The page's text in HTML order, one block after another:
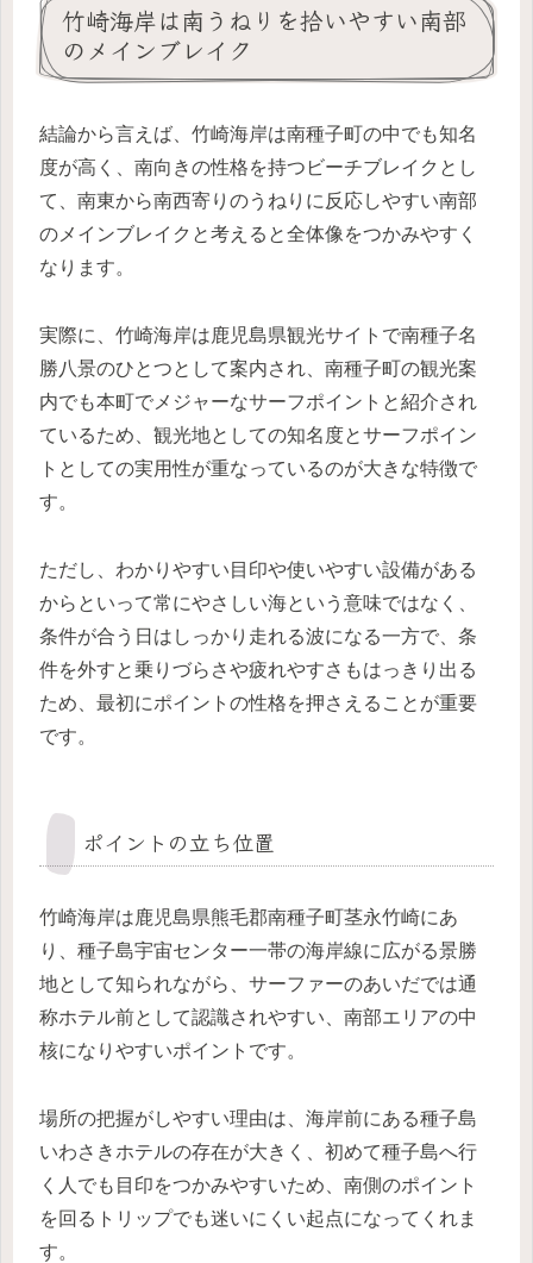
竹崎海岸は南うねりを拾いやすい南部
のメインブレイク
結論から言えば、竹崎海岸は南種子町の中でも知名
度が高く、南向きの性格を持つビーチブレイクとし
て、南東から南西寄りのうねりに反応しやすい南部
のメインブレイクと考えると全体像をつかみやすく
なります。
実際に、竹崎海岸は鹿児島県観光サイトで南種子名
勝八景のひとつとして案内され、南種子町の観光案
内でも本町でメジャーなサーフポイントと紹介され
ているため、観光地としての知名度とサーフポイン
トとしての実用性が重なっているのが大きな特徴で
す。
ただし、わかりやすい目印や使いやすい設備がある
からといって常にやさしい海という意味ではなく、
条件が合う日はしっかり走れる波になる一方で、条
件を外すと乗りづらさや疲れやすさもはっきり出る
ため、最初にポイントの性格を押さえることが重要
です。
ポイントの立ち位置
竹崎海岸は鹿児島県熊毛郡南種子町茎永竹崎にあ
り、種子島宇宙センター一帯の海岸線に広がる景勝
地として知られながら、サーファーのあいだでは通
称ホテル前として認識されやすい、南部エリアの中
核になりやすいポイントです。
場所の把握がしやすい理由は、海岸前にある種子島
いわさきホテルの存在が大きく、初めて種子島へ行
く人でも目印をつかみやすいため、南側のポイント
を回るトリップでも迷いにくい起点になってくれま
す。